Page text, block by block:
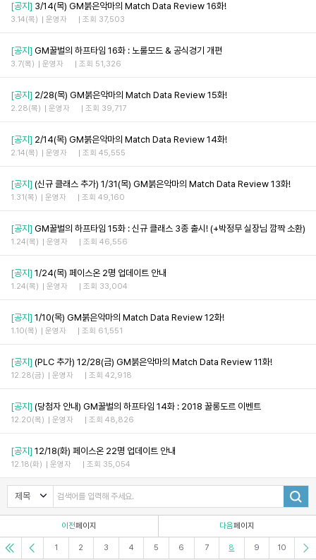
[공지] 3/14(목) GM붉은악마의 Match Data Review 16화!
3.14(목) 운영자 조회 37,503
[공지] GM꿀벌의 하프타임 16화 : 노룰모드 & 공식경기 개편
3.7(목) 운영자 조회 51,326
[공지] 2/28(목) GM붉은악마의 Match Data Review 15화!
2.28(목) 운영자 조회 39,717
[공지] 2/14(목) GM붉은악마의 Match Data Review 14화!
2.14(목) 운영자 조회 45,555
[공지] (신규 클래스 추가) 1/31(목) GM붉은악마의 Match Data Review 13화!
1.31(목) 운영자 조회 49,160
[공지] GM꿀벌의 하프타임 15화 : 신규 클래스 3종 출시! (+박정무 실장님 깜짝 소환)
1.24(목) 운영자 조회 46,556
[공지] 1/24(목) 페이스온 2명 업데이트 안내
1.24(목) 운영자 조회 33,004
[공지] 1/10(목) GM붉은악마의 Match Data Review 12화!
1.10(목) 운영자 조회 61,551
[공지] (PLC 추가) 12/28(금) GM붉은악마의 Match Data Review 11화!
12.28(금) 운영자 조회 42,918
[공지] (당첨자 안내) GM꿀벌의 하프타임 14화 : 2018 꿀롱도르 이벤트
12.20(목) 운영자 조회 48,826
[공지] 12/18(화) 페이스온 22명 업데이트 안내
12.18(화) 운영자 조회 35,054
이전페이지 다음페이지
1 2 3 4 5 6 7 8 9 10